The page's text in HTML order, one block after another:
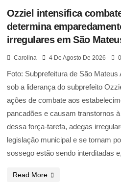
Ozziel intensifica
determina
irregulares em São
Carolina 4 De Agosto De 2026 0
Foto: Subprefeitura de São
sob a liderança do subprefeito
ações de combate aos
pancadões e causam transtornos
dessa força-tarefa, adegas
legislação municipal e se tornam
sossego estão sendo interditadas
Read More